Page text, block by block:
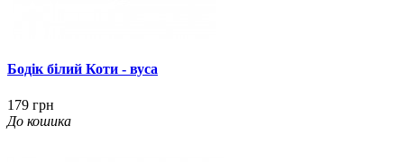
Бодік білий Коти - вуса
179 грн
До кошика